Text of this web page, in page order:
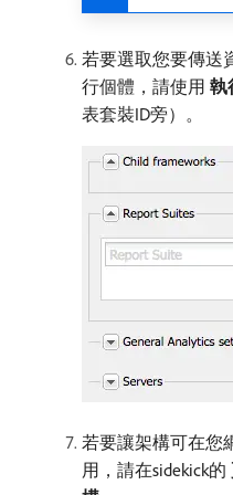
若要選取您要傳送
行個體，請使用​ 執
表套裝ID旁）。
若要讓架構可在您
用，請在sidekick的​